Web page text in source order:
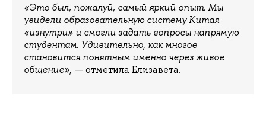
«Это был, пожалуй, самый яркий опыт. Мы
увидели образовательную систему Китая
«изнутри» и смогли задать вопросы напрямую
студентам. Удивительно, как многое
становится понятным именно через живое
общение», — отметила Елизавета.